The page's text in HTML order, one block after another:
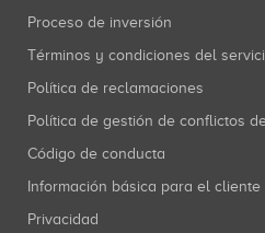
Proceso de inversión
Términos y condiciones del
Política de reclamaciones
Política de gestión de conflictos
Código de conducta
Información básica para el cliente
Privacidad